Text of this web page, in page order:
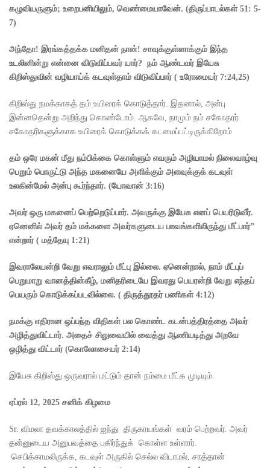
கழுவியருளும்; உறைபனியிலும், வெண்மையாவேன். (திருப்பாடல்கள் 51: 5-
7)
அந்தோ! இரங்கத்தக்க மனிதன் நான்! சாவுக்குள்ளாக்கும் இந்த
உடலினின்று என்னை விடுவிப்பவர் யார்? நம் ஆண்டவர் இயேசு
கிறிஸ்துவின் வழியாய்க் கடவுள்தாம் விடுவிப்பார்( உரோமையர் 7:24,25)
கிறிஸ்து நமக்காகத் தம் உயிரைக் கொடுத்தார். இதனால், அன்பு
இன்னதென்று அறிந்து கொண்டோம். ஆகவே, நாமும் நம் சகோதரர்
சகோதரிகளுக்காக உயிரைக் கொடுக்கக் கடமைப்பட்டிருக்கிறோம்
தம் ஒரே மகன் மீது நம்பிக்கை கொள்ளும் எவரும் அழியாமல் நிலைவாழ்வு
பெறும் பொருட்டு அந்த மகனையே அளிக்கும் அளவுக்குக் கடவுள்
உலகின்மேல் அன்பு கூர்ந்தார். (யோவான் 3:16)
அவர் ஒரு மகனைப் பெற்றெடுப்பார். அவருக்கு இயேசு எனப் பெயரிடுவீர்.
ஏனெனில் அவர் தம் மக்களை அவர்களுடைய பாவங்களிலிருந்து மீட்பார்”
என்றார்( மத்தேயு 1:21)
இவராலேயன்றி வேறு எவராலும் மீட்பு இல்லை. ஏனென்றால், நாம் மீட்புப்
பெறுமாறு வானத்தின்கீழ், மனிதரிடையே இவரது பெயரன்றி வேறு எந்தப்
பெயரும் கொடுக்கப்படவில்லை. ( திருத்தூதர் பணிகள் 4:12)
நமக்கு எதிரான ஒப்பந்த விதிகள் பல கொண்ட கடன்பத்திரத்தை அவர்
அழித்துவிட்டார். அதைச் சிலுவையில் வைத்து ஆணியடித்து அறவே
ஒழித்து விட்டார்(கொலோசையர் 2:14)
இயேசு கிறிஸ்து ஒருவரால் மட்டும் தான் நம்மை மீட்க முடியும்.
ஏப்ரல் 12, 2025 சனிக் கிழமை
Sr. விமலா தவக்காலத்தில் ஐந்து திருகாயங்கள் வரம் பெற்றவர். அவர்
தன்னுடைய அனுபவத்தை பகிர்ந்துக் கொள்ள உள்ளார்.
செபிக்காமலிருக்க, கடவுள் அருகில் செல்ல விடாமல், சாத்தான்